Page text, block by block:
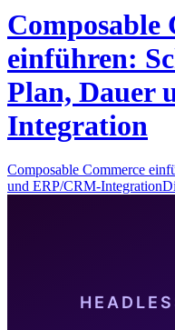
Composable
einführen:
Plan, Dauer
Integration
Composable Commerce
und ERP/CRM-